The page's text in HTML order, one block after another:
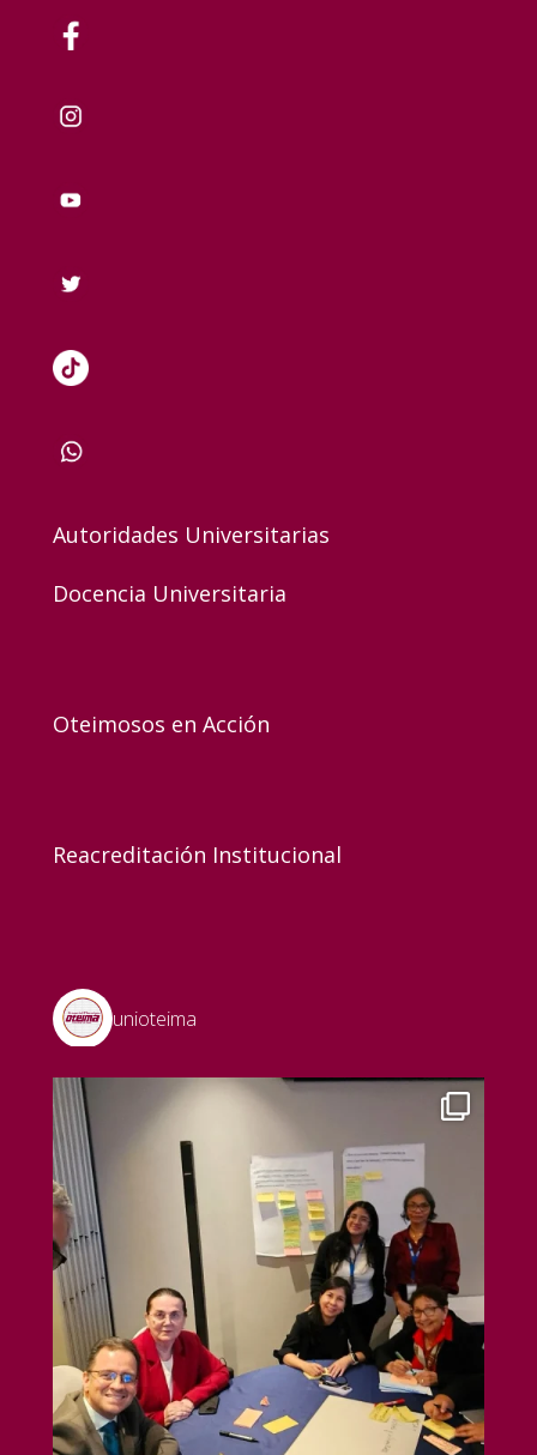
Autoridades Universitarias
Docencia Universitaria
Oteimosos en Acción
Reacreditación Institucional
unioteima